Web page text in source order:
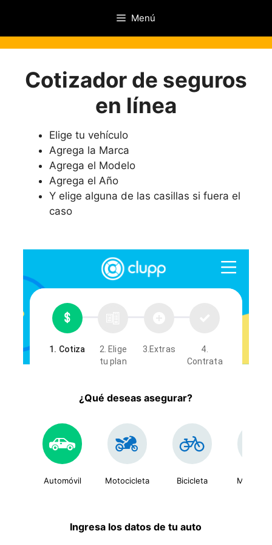
contenido
Menú
Cotizador de seguros
en línea
Elige tu vehículo
Agrega la Marca
Agrega el Modelo
Agrega el Año
Y elige alguna de las casillas si fuera el
caso